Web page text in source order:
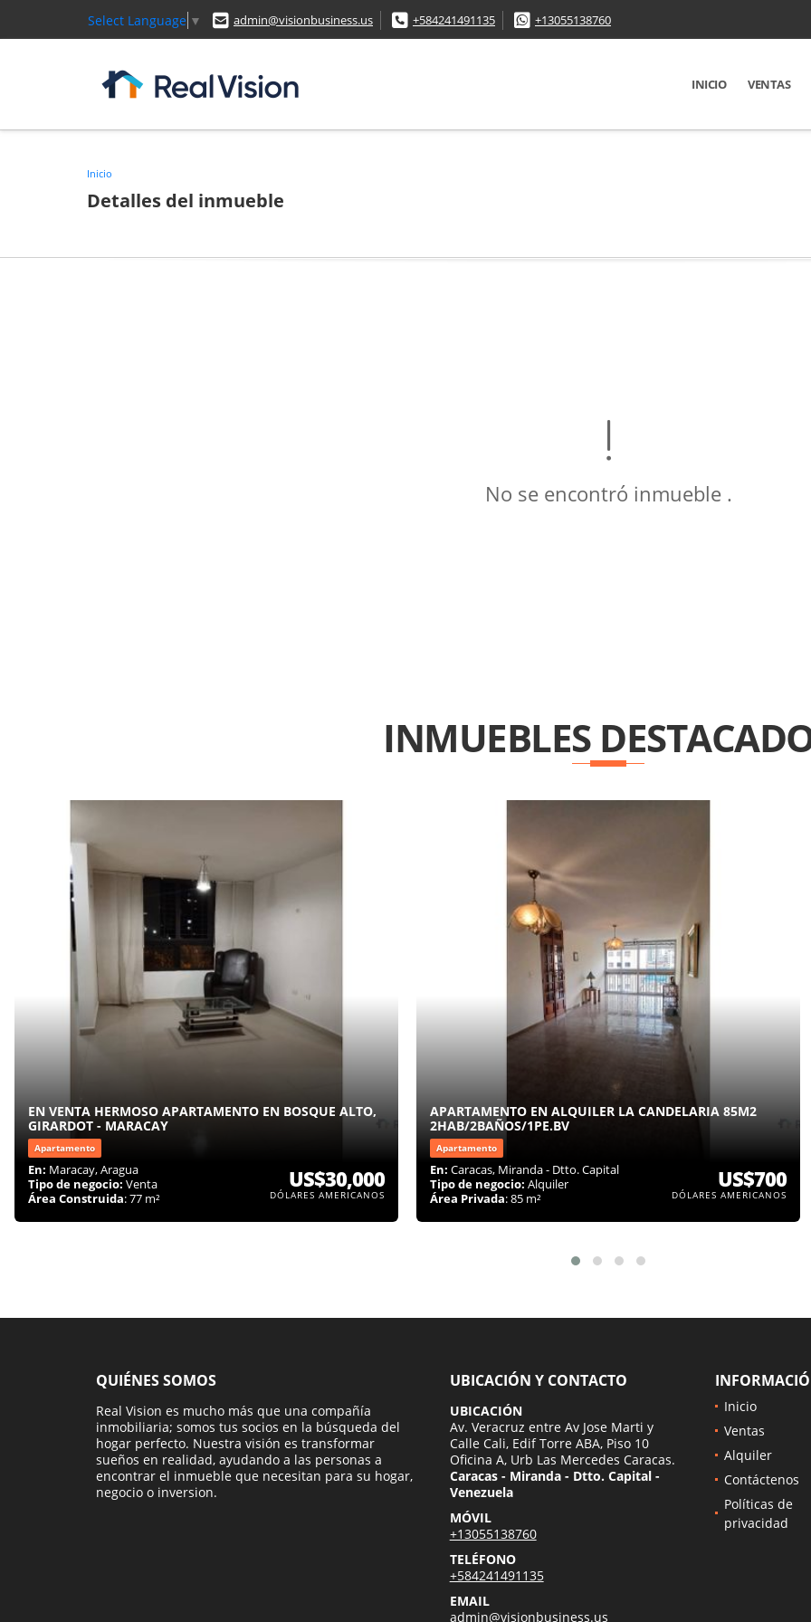
Select Language ▼ admin@visionbusiness.us +584241491135 +13055138760
INICIO VENTAS
Inicio
Detalles del inmueble
No se encontró inmueble .
INMUEBLES
EN VENTA HERMOSO APARTAMENTO EN BOSQUE ALTO,
GIRARDOT - MARACAY
Apartamento
En: Maracay, Aragua
Tipo de negocio: Venta
Área Construida: 77 m²
US$30,000
DÓLARES AMERICANOS
APARTAMENTO EN ALQUILER LA CANDELARIA 85M2
2HAB/2BAÑOS/1PE.BV
Apartamento
En: Caracas, Miranda - Dtto. Capital
Tipo de negocio: Alquiler
Área Privada: 85 m²
US$700
DÓLARES AMERICANOS
QUIÉNES SOMOS
Real Vision es mucho más que una compañía
inmobiliaria; somos tus socios en la búsqueda del
hogar perfecto. Nuestra visión es transformar
sueños en realidad, ayudando a las personas a
encontrar el inmueble que necesitan para su hogar,
negocio o inversion.
UBICACIÓN Y CONTACTO
UBICACIÓN
Av. Veracruz entre Av Jose Marti y
Calle Cali, Edif Torre ABA, Piso 10
Oficina A, Urb Las Mercedes Caracas.
Caracas - Miranda - Dtto. Capital -
Venezuela
MÓVIL
+13055138760
TELÉFONO
+584241491135
EMAIL
admin@visionbusiness.us
Inicio
Ventas
Alquiler
Contáctenos
Políticas de
privacidad